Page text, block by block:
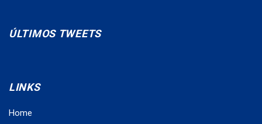
ÚLTIMOS TWEETS
LINKS
Home